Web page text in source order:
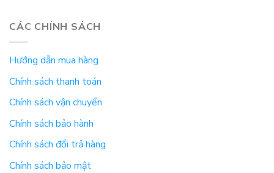
CÁC CHÍNH SÁCH
Hướng dẫn mua hàng
Chính sách thanh toán
Chính sách vận chuyển
Chính sách bảo hành
Chính sách đổi trả hàng
Chính sách bảo mật